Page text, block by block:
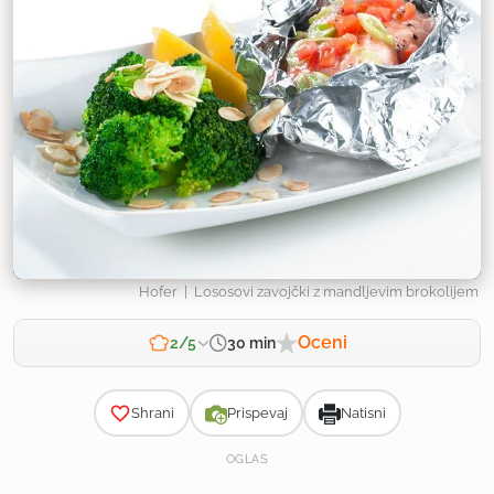
Hofer | Lososovi zavojčki z mandljevim brokolijem
2/5 30 min Oceni
Shrani Prispevaj Natisni
OGLAS